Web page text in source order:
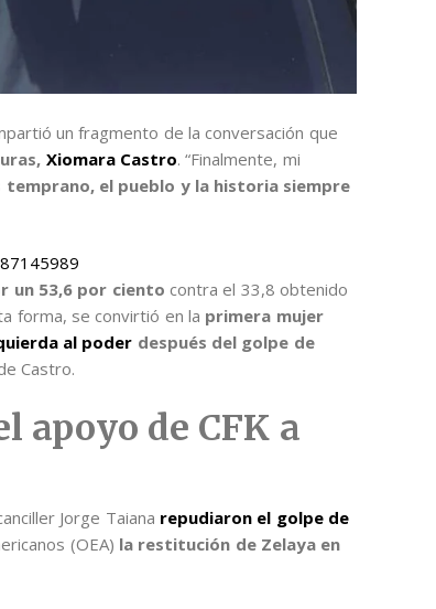
un fragmento de la conversación que
Xiomara Castro. “Finalmente, mi
temprano, el pueblo y la historia siempre
un 53,6 por ciento contra el 33,8 obtenido
forma, se convirtió en la primera mujer
al poder después del golpe de
Castro.
apoyo de CFK a
Jorge Taiana repudiaron el golpe de
(OEA) la restitución de Zelaya en